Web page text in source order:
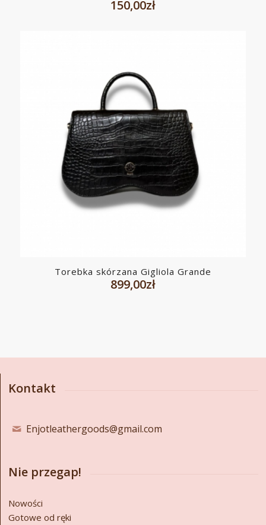
150,00zł
Torebka skórzana Gigliola Grande
899,00zł
Kontakt
Enjotleathergoods@gmail.com
Nie przegap!
Nowości
Gotowe od ręki